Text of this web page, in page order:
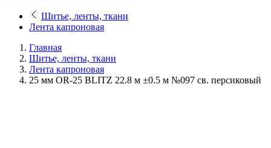
Шитье, ленты, ткани
Лента капроновая
Главная
Шитье, ленты, ткани
Лента капроновая
25 мм OR-25 BLITZ 22.8 м ±0.5 м №097 св. персиковый